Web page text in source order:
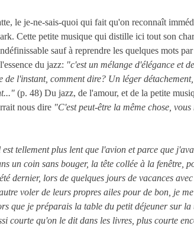
le je-ne-sais-quoi qui fait qu'on reconnaît
Cette petite musique qui distille ici tout son
sauf à reprendre les quelques mots
du jazz: "c'est un mélange d'élégance et de
de l'instant, comment dire? Un léger
(p. 48) Du jazz, de l'amour, et de la petite
nous dire "C'est peut-être la même chose, vous
tellement plus lent que l'avion et parce que
un coin sans bouger, la tête collée à la fenêtre,
dernier, lors de quelques jours de vacances avec
voler de leurs propres ailes pour de bon, je
que je préparais la table du petit déjeuner sur la
courte qu'on le dit dans les livres, plus courte